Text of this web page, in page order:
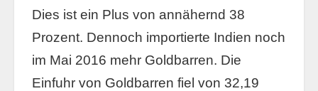
Dies ist ein Plus von annähernd 38
Prozent. Dennoch importierte Indien noch
im Mai 2016 mehr Goldbarren. Die
Einfuhr von Goldbarren fiel von 32,19